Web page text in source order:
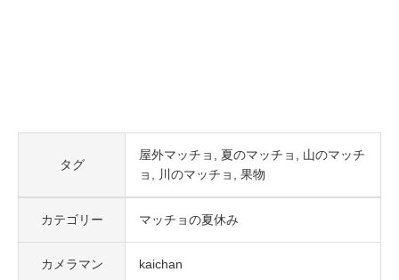
タグ
屋外マッチョ 夏のマッチョ
山のマッチ
ョ
川のマッチョ 果物
カテゴリー マッチョの夏休み
カメラマン kaichan